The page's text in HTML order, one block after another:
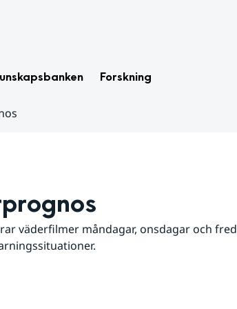
Forskning
väderfilmer måndagar, onsdagar och